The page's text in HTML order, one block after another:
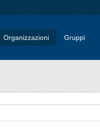
Organizzazioni Gruppi